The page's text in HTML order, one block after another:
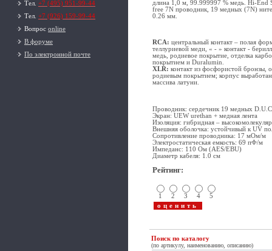
Тел. +7 (495) 951-99-44
Тел. +7 (926) 159-99-44
Вопрос online
В форуме
По электронной почте
длина 1,0 м, 99.999997 % медь. Hi-End
free 7N проводник, 19 медных (7N)
0.26 мм.
RCA: центральный контакт – полая
теллуриевой меди, « - » контакт -
медь, родиевое покрытие, отделка
покрытием и Duralumin.
XLR: контакт из фосфористой бронзы,
родиевым покрытием; корпус
массива латуни.
Проводник: сердечник 19 медных
Экран: UEW urethan + медная лента
Изоляция: гибридная –
Внешняя оболочка: устойчивый к UV
Сопротивление проводника: 17 мОм/м
Электростатическая емкость: 69 пФ/м
Импеданс: 110 Ом (AES/EBU)
Диаметр кабеля: 1.0 см
Рейтинг:
1 2 3 4 5
Поиск по каталогу
(по артикулу, наименованию, описанию)